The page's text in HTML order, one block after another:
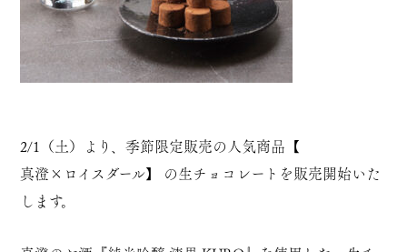
2/1（土）より、季節限定販売の人気商品【
真澄×ロイスダール】 の生チョコレートを販売開始いた
します。